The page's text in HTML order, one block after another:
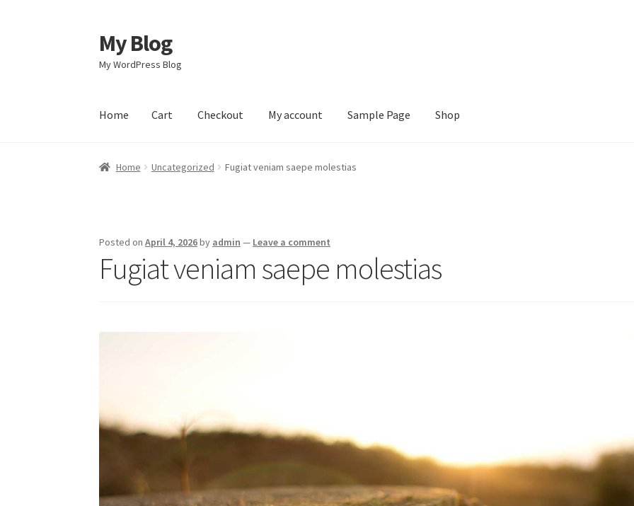
Skip
to
navigation
Skip
to
content
My Blog
My WordPress Blog
Home Cart Checkout My account Sample Page Shop
Home Checkout My account Sample Page Shop
Home Uncategorized Fugiat veniam saepe molestias
Posted onApril 4, 2026by admin — Leave a comment
Fugiat veniam saepe molestias